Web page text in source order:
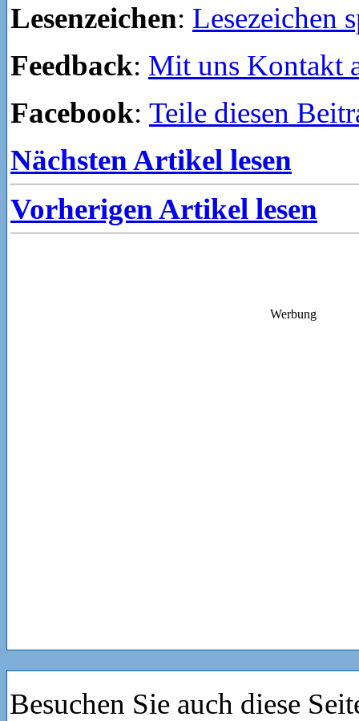
Lesenzeichen: Lesezeichen
Feedback: Mit uns Kontakt
Facebook: Teile diesen
Nächsten Artikel lesen
Vorherigen Artikel lesen
Werbung
Besuchen Sie auch diese